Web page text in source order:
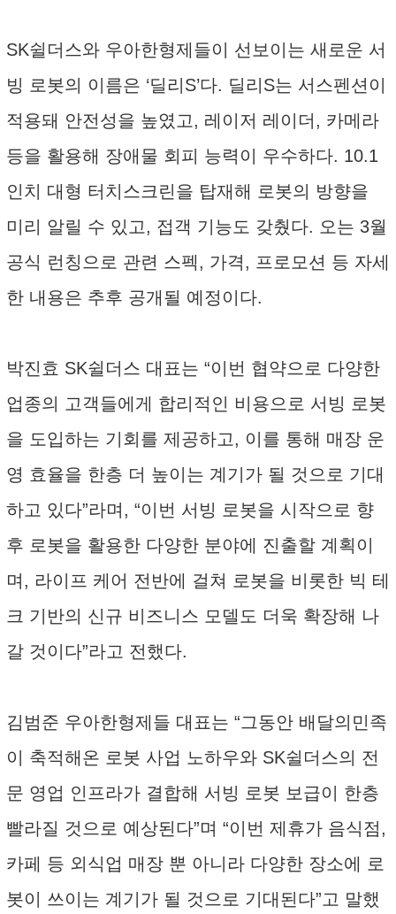
SK쉴더스와 우아한형제들이 선보이는 새로운 서
빙 로봇의 이름은 ‘딜리S’다. 딜리S는 서스펜션이
적용돼 안전성을 높였고, 레이저 레이더, 카메라
등을 활용해 장애물 회피 능력이 우수하다. 10.1
인치 대형 터치스크린을 탑재해 로봇의 방향을
미리 알릴 수 있고, 접객 기능도 갖췄다. 오는 3월
공식 런칭으로 관련 스펙, 가격, 프로모션 등 자세
한 내용은 추후 공개될 예정이다.
박진효 SK쉴더스 대표는 “이번 협약으로 다양한
업종의 고객들에게 합리적인 비용으로 서빙 로봇
을 도입하는 기회를 제공하고, 이를 통해 매장 운
영 효율을 한층 더 높이는 계기가 될 것으로 기대
하고 있다”라며, “이번 서빙 로봇을 시작으로 향
후 로봇을 활용한 다양한 분야에 진출할 계획이
며, 라이프 케어 전반에 걸쳐 로봇을 비롯한 빅 테
크 기반의 신규 비즈니스 모델도 더욱 확장해 나
갈 것이다”라고 전했다.
김범준 우아한형제들 대표는 “그동안 배달의민족
이 축적해온 로봇 사업 노하우와 SK쉴더스의 전
문 영업 인프라가 결합해 서빙 로봇 보급이 한층
빨라질 것으로 예상된다”며 “이번 제휴가 음식점,
카페 등 외식업 매장 뿐 아니라 다양한 장소에 로
봇이 쓰이는 계기가 될 것으로 기대된다”고 말했